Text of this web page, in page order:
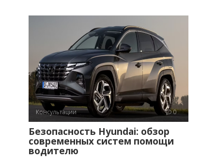
Консультации 0
Безопасность Hyundai: обзор
современных систем помощи
водителю